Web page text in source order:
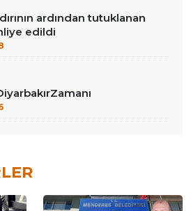
ardından tutuklanan
edildi